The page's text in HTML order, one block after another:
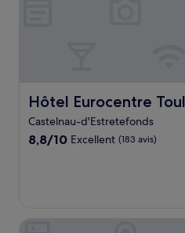
Hôtel Eurocentre
Hôtel Eurocentre
Castelnau-d'Estretefonds
8.8
8,8/10 Excellent (183 avis)